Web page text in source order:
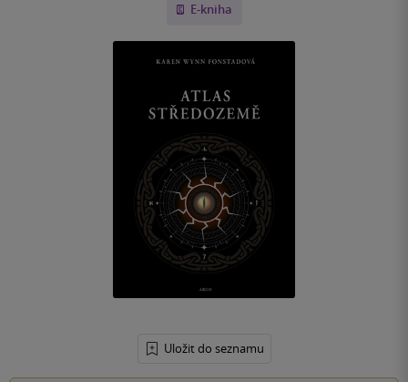
E-kniha
Uložit do seznamu